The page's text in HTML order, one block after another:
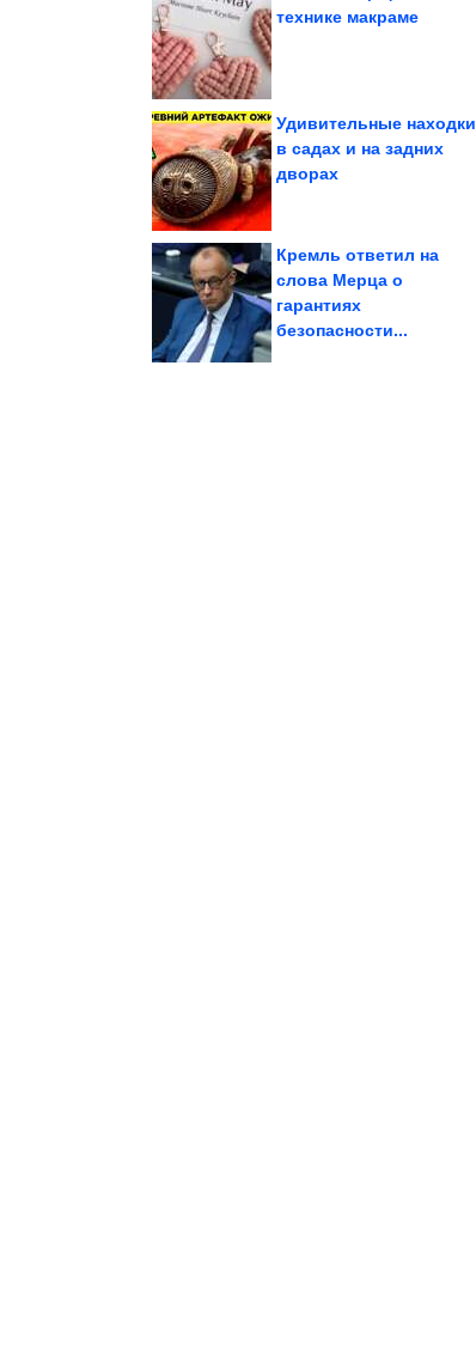
технике макраме
Удивительные находки
в садах и на задних
дворах
Исторические фото.
Кремль ответил на
слова Мерца о
гарантиях
безопасности...
для дома из старого